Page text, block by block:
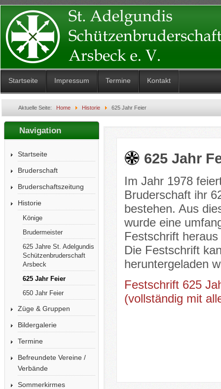
Startseite Impressum Termine Kontakt
Aktuelle Seite: Home Historie 625 Jahr Feier
Navigation
Startseite
Bruderschaft
Bruderschaftszeitung
Historie
Könige
Brudermeister
625 Jahre St. Adelgundis
Schützenbruderschaft
Arsbeck
625 Jahr Feier
650 Jahr Feier
Züge & Gruppen
Bildergalerie
Termine
Befreundete Vereine /
Verbände
Sommerkirmes
625 Jahr
Im Jahr 1978
Bruderschaft ihr
bestehen. Aus
wurde eine
Festschrift
Die Festschrift
heruntergeladen
Festschrift 625
(vollständig mit